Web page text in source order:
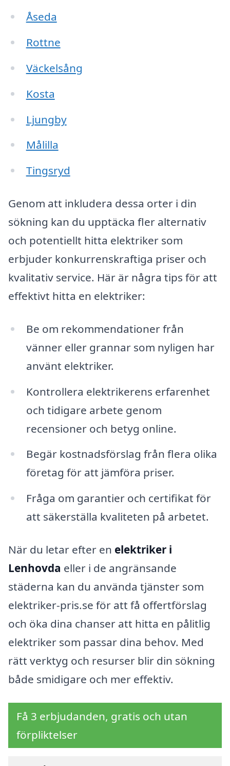
Åseda
Rottne
Väckelsång
Kosta
Ljungby
Målilla
Tingsryd
Genom att inkludera dessa orter i din
sökning kan du upptäcka fler alternativ
och potentiellt hitta elektriker som
erbjuder konkurrenskraftiga priser och
kvalitativ service. Här är några tips för att
effektivt hitta en elektriker:
Be om rekommendationer från
vänner eller grannar som nyligen har
använt elektriker.
Kontrollera elektrikerens erfarenhet
och tidigare arbete genom
recensioner och betyg online.
Begär kostnadsförslag från flera olika
företag för att jämföra priser.
Fråga om garantier och certifikat för
att säkerställa kvaliteten på arbetet.
När du letar efter en elektriker i
Lenhovda eller i de angränsande
städerna kan du använda tjänster som
elektriker-pris.se för att få offertförslag
och öka dina chanser att hitta en pålitlig
elektriker som passar dina behov. Med
rätt verktyg och resurser blir din sökning
både smidigare och mer effektiv.
Få 3 erbjudanden, gratis och utan
förpliktelser